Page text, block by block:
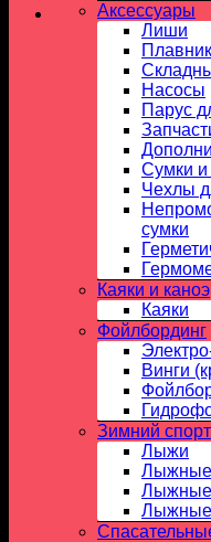
Аксессуары
Лиши
Насосы
Парус
Сумки и
Чехлы
сумки
Каяки и каноэ
Каяки
Фойлбординг
Винги
Зимний
Лыжи
Лыжные
Лыжные
Лыжные